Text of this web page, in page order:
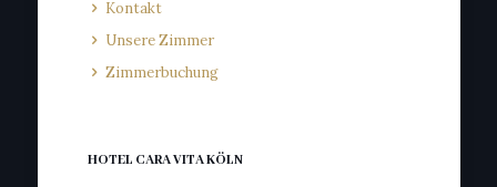
Kontakt
Unsere Zimmer
Zimmerbuchung
HOTEL CARA VITA KÖLN